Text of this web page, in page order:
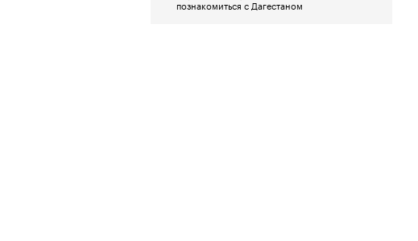
познакомиться с Дагестаном